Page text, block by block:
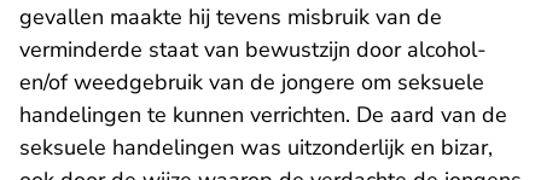
gevallen maakte hij tevens misbruik van de
verminderde staat van bewustzijn door alcohol-
en/of weedgebruik van de jongere om seksuele
handelingen te kunnen verrichten. De aard van de
seksuele handelingen was uitzonderlijk en bizar,